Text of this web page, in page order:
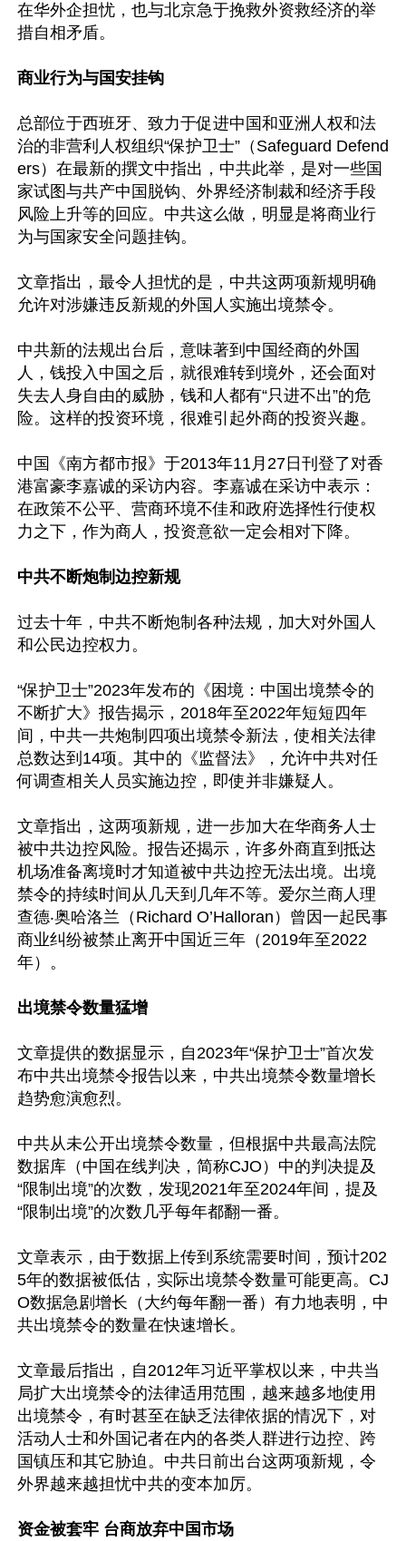
在华外企担忧，也与北京急于挽救外资救经济的举
措自相矛盾。
商业行为与国安挂钩
总部位于西班牙、致力于促进中国和亚洲人权和法
治的非营利人权组织“保护卫士”（Safeguard Defend
ers）在最新的撰文中指出，中共此举，是对一些国
家试图与共产中国脱钩、外界经济制裁和经济手段
风险上升等的回应。中共这么做，明显是将商业行
为与国家安全问题挂钩。
文章指出，最令人担忧的是，中共这两项新规明确
允许对涉嫌违反新规的外国人实施出境禁令。
中共新的法规出台后，意味著到中国经商的外国
人，钱投入中国之后，就很难转到境外，还会面对
失去人身自由的威胁，钱和人都有“只进不出”的危
险。这样的投资环境，很难引起外商的投资兴趣。
中国《南方都市报》于2013年11月27日刊登了对香
港富豪李嘉诚的采访内容。李嘉诚在采访中表示：
在政策不公平、营商环境不佳和政府选择性行使权
力之下，作为商人，投资意欲一定会相对下降。
中共不断炮制边控新规
过去十年，中共不断炮制各种法规，加大对外国人
和公民边控权力。
“保护卫士”2023年发布的《困境：中国出境禁令的
不断扩大》报告揭示，2018年至2022年短短四年
间，中共一共炮制四项出境禁令新法，使相关法律
总数达到14项。其中的《监督法》，允许中共对任
何调查相关人员实施边控，即使并非嫌疑人。
文章指出，这两项新规，进一步加大在华商务人士
被中共边控风险。报告还揭示，许多外商直到抵达
机场准备离境时才知道被中共边控无法出境。出境
禁令的持续时间从几天到几年不等。爱尔兰商人理
查德‧奥哈洛兰（Richard O’Halloran）曾因一起民事
商业纠纷被禁止离开中国近三年（2019年至2022
年）。
出境禁令数量猛增
文章提供的数据显示，自2023年“保护卫士”首次发
布中共出境禁令报告以来，中共出境禁令数量增长
趋势愈演愈烈。
中共从未公开出境禁令数量，但根据中共最高法院
数据库（中国在线判决，简称CJO）中的判决提及
“限制出境”的次数，发现2021年至2024年间，提及
“限制出境”的次数几乎每年都翻一番。
文章表示，由于数据上传到系统需要时间，预计202
5年的数据被低估，实际出境禁令数量可能更高。CJ
O数据急剧增长（大约每年翻一番）有力地表明，中
共出境禁令的数量在快速增长。
文章最后指出，自2012年习近平掌权以来，中共当
局扩大出境禁令的法律适用范围，越来越多地使用
出境禁令，有时甚至在缺乏法律依据的情况下，对
活动人士和外国记者在内的各类人群进行边控、跨
国镇压和其它胁迫。中共日前出台这两项新规，令
外界越来越担忧中共的变本加厉。
资金被套牢 台商放弃中国市场